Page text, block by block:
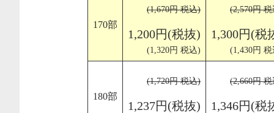
170部
(1,670円 税込)
1,200円(税抜)
(1,320円 税込)
(2,570円
1,300円(税
(1,430円
180部
(1,720円 税込)
1,237円(税抜)
(2,660円
1,346円(税